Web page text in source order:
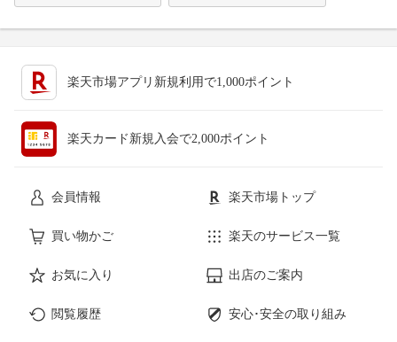
楽天市場アプリ新規利用で1,000ポイント
楽天カード新規入会で2,000ポイント
会員情報 楽天市場トップ
買い物かご 楽天のサービス一覧
お気に入り 出店のご案内
閲覧履歴 安心･安全の取り組み